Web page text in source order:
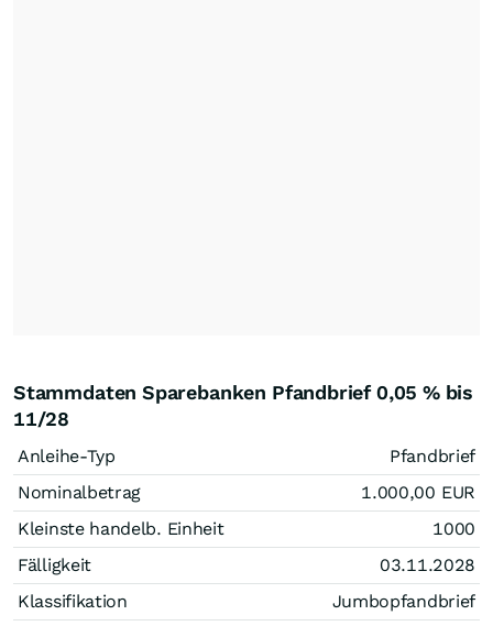
Stammdaten Sparebanken Pfandbrief 0,05 % bis
11/28
Anleihe-Typ
Pfandbrief
Nominalbetrag
1.000,00 EUR
Kleinste handelb. Einheit
1000
Fälligkeit
03.11.2028
Klassifikation
Jumbopfandbrief